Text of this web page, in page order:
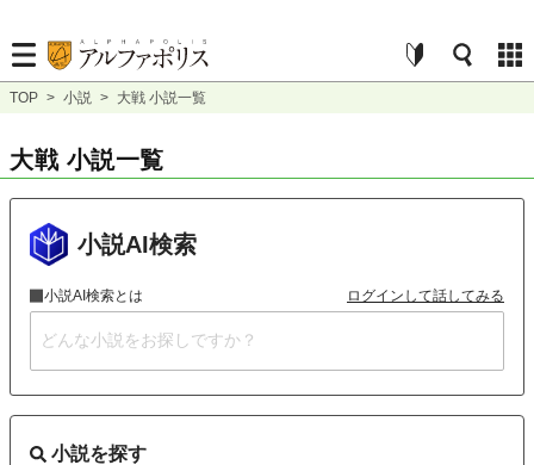
TOP > 小説 > 大戦 小説一覧
大戦 小説一覧
小説AI検索
小説AI検索とは ログインして話してみる
小説を探す